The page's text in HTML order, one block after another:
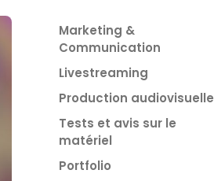
Marketing &
Communication
Livestreaming
Production audiovisuelle
Tests et avis sur le
matériel
Portfolio